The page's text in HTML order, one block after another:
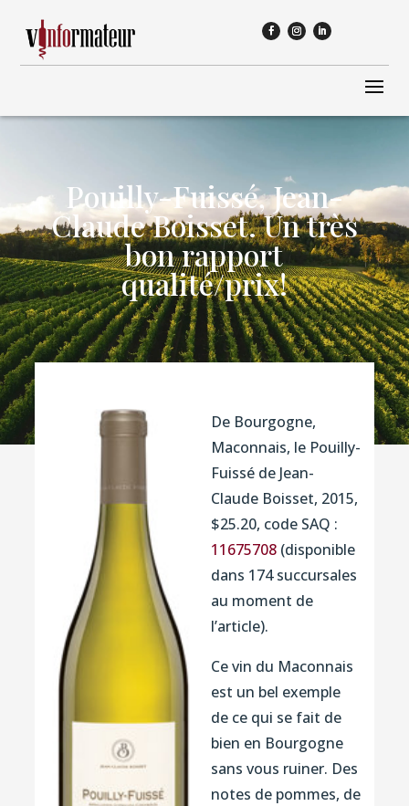
Pouilly-Fuissé, Jean-
Claude Boisset. Un très
bon rapport
qualité/prix!
De Bourgogne,
Maconnais, le Pouilly-
Fuissé de Jean-
Claude Boisset, 2015,
$25.20, code SAQ :
11675708(disponible
dans 174 succursales
au moment de
l’article).
Ce vin du Maconnais
est un bel exemple
de ce qui se fait de
bien en Bourgogne
sans vous ruiner. Des
notes de pommes, de